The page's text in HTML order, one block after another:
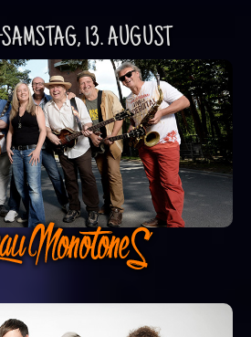
13. AUGUST